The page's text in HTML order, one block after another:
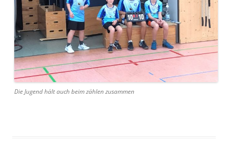
Die Jugend hält auch beim zählen zusammen